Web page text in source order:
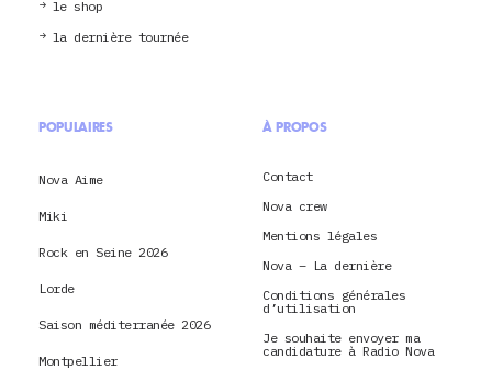
le shop
la dernière tournée
POPULAIRES
Nova Aime
Miki
Rock en Seine 2026
Lorde
Saison méditerranée 2026
Montpellier
À PROPOS
Contact
Nova crew
Mentions légales
Nova – La dernière
Conditions générales
d’utilisation
Je souhaite envoyer ma
candidature à Radio Nova